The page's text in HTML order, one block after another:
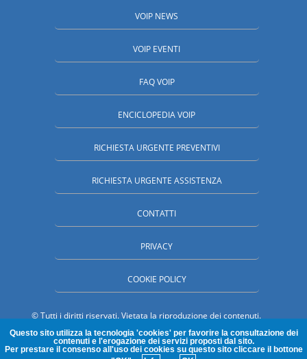
VOIP NEWS
VOIP EVENTI
FAQ VOIP
ENCICLOPEDIA VOIP
RICHIESTA URGENTE PREVENTIVI
RICHIESTA URGENTE ASSISTENZA
CONTATTI
PRIVACY
COOKIE POLICY
© Tutti i diritti riservati. Vietata la riproduzione dei contenuti.
SpecialistiVoip.it è una proprieta' MC Partner Srl - Paderno Dugnano
(MI) P.Iva : 03585430964 . nr REA : 1685516 - Cap.Sociale I.V.
30.000,00euro
Questo sito utilizza la tecnologia 'cookies' per favorire la consultazione dei
contenuti e l'erogazione dei servizi proposti dal sito.
Per prestare il consenso all'uso dei cookies su questo sito cliccare il bottone